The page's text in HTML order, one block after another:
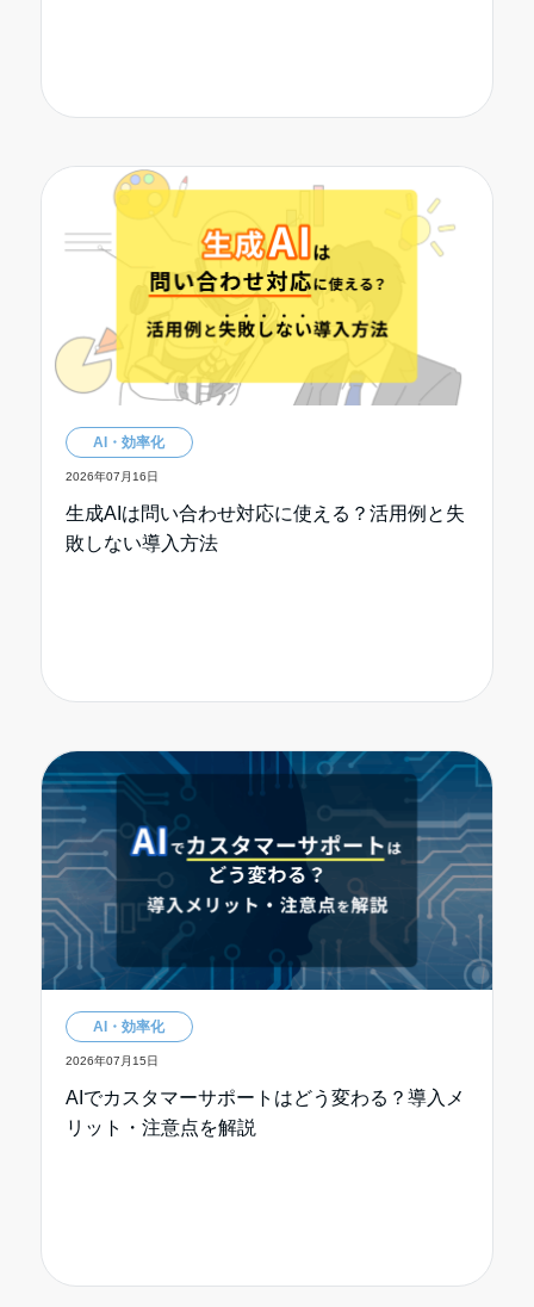
AI・効率化
2026年07月16日
生成AIは問い合わせ対応に使える？活用例と失
敗しない導入方法
AI・効率化
2026年07月15日
AIでカスタマーサポートはどう変わる？導入メ
リット・注意点を解説